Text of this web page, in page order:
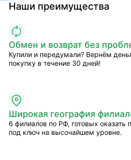
Наши преимущества
Обмен и возврат без
Купили и передумали? Вернём
покупку в течение 30 дней!
Широкая география
6 филиалов по РФ, готовых оказать
под ключ на высочайшем уровне.